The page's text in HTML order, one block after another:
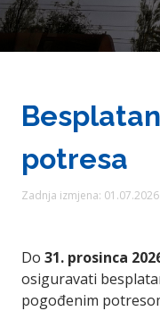
potresa
Zadnja izmjena: 01.07.2026
Do 31. prosinca
osiguravati
pogođenim